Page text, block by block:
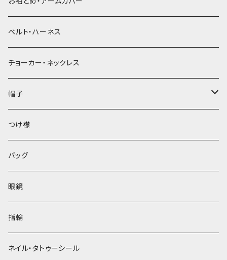
ベルト・ハーネス
チョーカー・ネックレス
帽子
ベレー帽
つけ襟
バッグ
眼鏡
指輪
ネイル・タトゥーシール